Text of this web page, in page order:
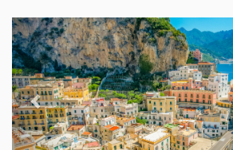
Previous